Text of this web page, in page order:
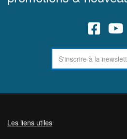
Les liens utiles